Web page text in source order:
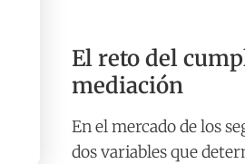
El reto del
mediación
En el mercado de los
dos variables que